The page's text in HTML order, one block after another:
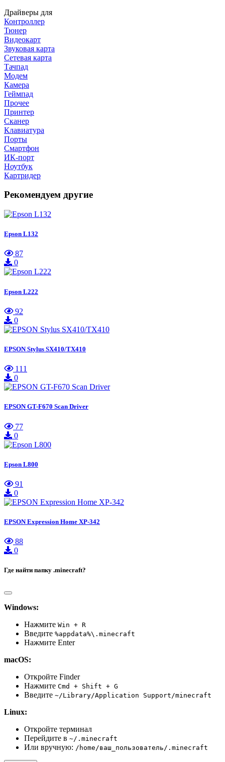
Драйверы для
Контроллер
Тюнер
Видеокарт
Звуковая карта
Сетевая карта
Тачпад
Модем
Камера
Геймпад
Прочее
Принтер
Сканер
Клавиатура
Порты
Смартфон
ИК-порт
Ноутбук
Картридер
Рекомендуем другие
Epson L132
87
0
Epson L222
92
0
EPSON Stylus SX410/TX410
111
0
EPSON GT-F670 Scan Driver
77
0
Epson L800
91
0
EPSON Expression Home XP-342
88
0
Где найти папку .minecraft?
Windows:
Нажмите Win + R
Введите %appdata%\.minecraft
Нажмите Enter
macOS:
Откройте Finder
Нажмите Cmd + Shift + G
Введите ~/Library/Application Support/minecraft
Linux:
Откройте терминал
Перейдите в ~/.minecraft
Или вручную: /home/ваш_пользователь/.minecraft